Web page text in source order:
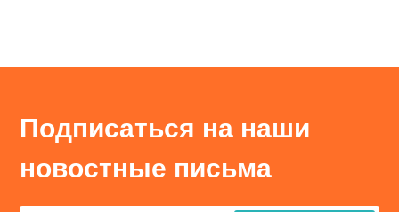
Подписаться на наши
новостные письма